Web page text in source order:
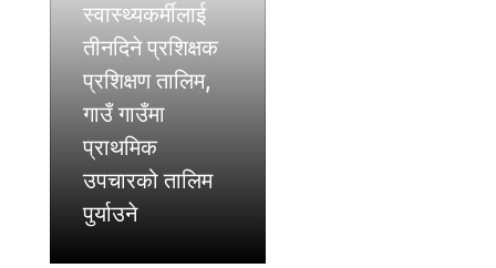
स्वास्थ्यकर्मीलाई
तीनदिने प्रशिक्षक
प्रशिक्षण तालिम,
गाउँ गाउँमा
प्राथमिक
उपचारको तालिम
पुर्याउने